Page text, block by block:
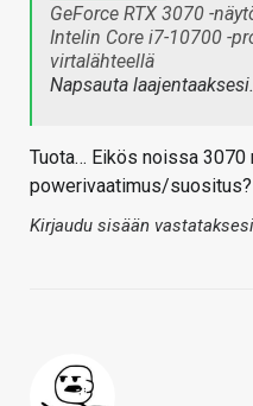
GeForce RTX 3070 -
Intelin Core i7-10700 -
virtalähteellä
Napsauta
Tuota… Eikös noissa
powerivaatimus/suositus?
Kirjaudu sisään vastataksesi